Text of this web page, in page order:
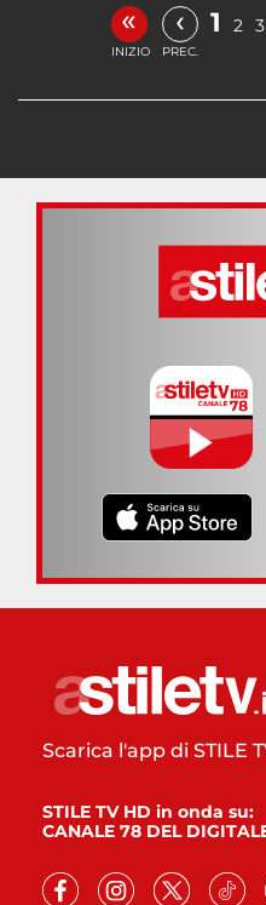
«
INIZIO
‹
PREC.
1 2 3
Scarica l'app di STILE
STILE TV HD in onda su:
CANALE 78 DEL